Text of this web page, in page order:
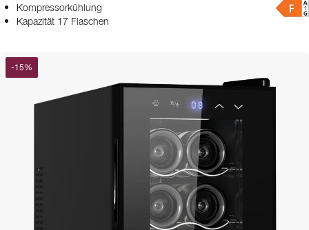
Kompressorkühlung
Kapazität 17 Flaschen
-15%